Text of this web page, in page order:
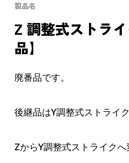
製品名
Z 調整式ストラ
品】
廃番品です。
後継品はY調整式ストライ
ZからY調整式ストライク